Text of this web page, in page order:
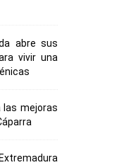
abre sus
vivir una
las mejoras